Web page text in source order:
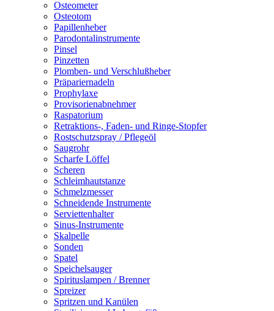
Osteometer
Osteotom
Papillenheber
Parodontalinstrumente
Pinsel
Pinzetten
Plomben- und Verschlußheber
Präpariernadeln
Prophylaxe
Provisorienabnehmer
Raspatorium
Retraktions-, Faden- und Ringe-Stopfer
Rostschutzspray / Pflegeöl
Saugrohr
Scharfe Löffel
Scheren
Schleimhautstanze
Schmelzmesser
Schneidende Instrumente
Serviettenhalter
Sinus-Instrumente
Skalpelle
Sonden
Spatel
Speichelsauger
Spirituslampen / Brenner
Spreizer
Spritzen und Kanülen